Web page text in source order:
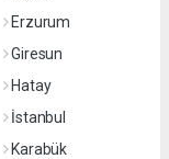
Erzurum
Giresun
Hatay
İstanbul
Karabük